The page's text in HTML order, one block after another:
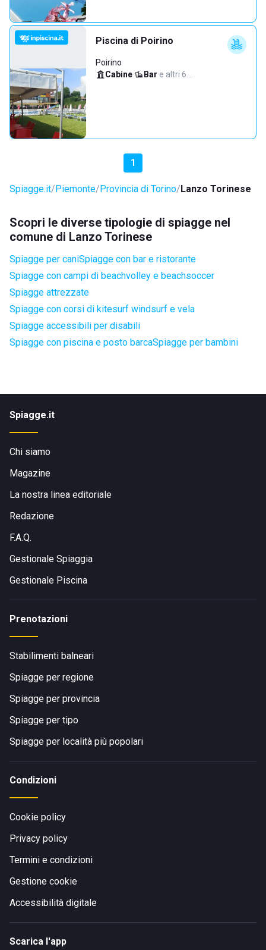
Piscina di Poirino
Poirino
Cabine· Bar·e altri 6…
1
Spiagge.it Piemonte Provincia di Torino Lanzo Torinese
Scopri le diverse tipologie di spiagge nel
comune di Lanzo Torinese
Spiagge per caniSpiagge con bar e ristorante
Spiagge con campi di beachvolley e beachsoccer
Spiagge attrezzate
Spiagge con corsi di kitesurf windsurf e vela
Spiagge accessibili per disabili
Spiagge con piscina e posto barcaSpiagge per bambini
Spiagge.it
Chi siamo
Magazine
La nostra linea editoriale
Redazione
F.A.Q.
Gestionale Spiaggia
Gestionale Piscina
Prenotazioni
Stabilimenti balneari
Spiagge per regione
Spiagge per provincia
Spiagge per tipo
Spiagge per località più popolari
Condizioni
Cookie policy
Privacy policy
Termini e condizioni
Gestione cookie
Accessibilità digitale
Scarica l'app